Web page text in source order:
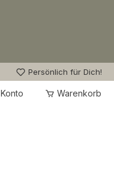
Persönlich für Dich!
auf dem Merkzettel
Warenkorb